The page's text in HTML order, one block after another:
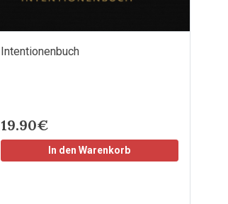
Intentionenbuch
19.90€
In den Warenkorb